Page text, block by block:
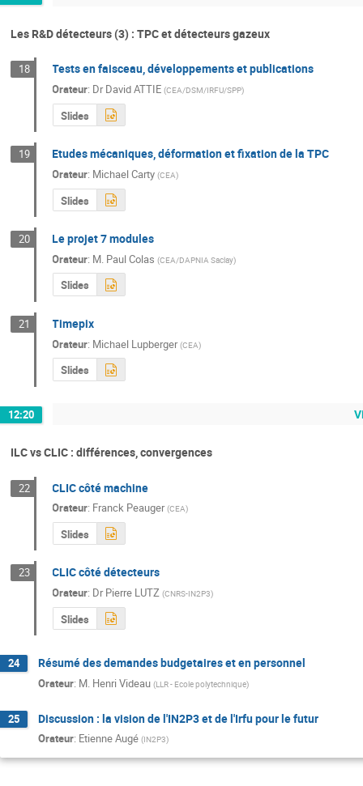
Les R&D détecteurs (3) : TPC et détecteurs gazeux
18 Tests en faisceau, développements et publications
Orateur: DrDavid ATTIE (CEA/DSM/IRFU/SPP)
Slides
19 Etudes mécaniques, déformation et fixation de la TPC
Orateur: Michael Carty (CEA)
Slides
20 Le projet 7 modules
Orateur: M. Paul Colas (CEA/DAPNIA Saclay)
Slides
21 Timepix
Orateur: Michael Lupberger (CEA)
Slides
12:20
ILC vs CLIC : différences, convergences
22 CLIC côté machine
Orateur: Franck Peauger (CEA)
Slides
23 CLIC côté détecteurs
Orateur: DrPierre LUTZ (CNRS-IN2P3)
Slides
24 Résumé des demandes budgetaires et en personnel
Orateur: M. Henri Videau (LLR - Ecole polytechnique)
25 Discussion : la vision de l'IN2P3 et de l'Irfu pour le futur
Orateur: Etienne Augé (IN2P3)